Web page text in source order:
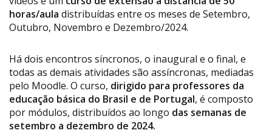
horas/aula distribuídas entre os meses de Setembro,
Outubro, Novembro e Dezembro/2024.
Há dois encontros síncronos, o inaugural e o final, e
todas as demais atividades são assíncronas, mediadas
pelo Moodle. O curso, dirigido para professores da
educação básica do Brasil e de Portugal, é composto
por módulos, distribuídos ao longo das semanas de
setembro a dezembro de 2024.